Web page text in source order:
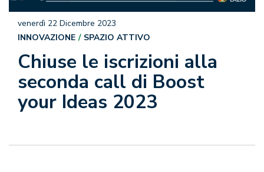
Chiuse le iscrizioni alla
seconda call di Boost
your Ideas 2023
venerdì 22 Dicembre 2023
INNOVAZIONE
SPAZIO ATTIVO